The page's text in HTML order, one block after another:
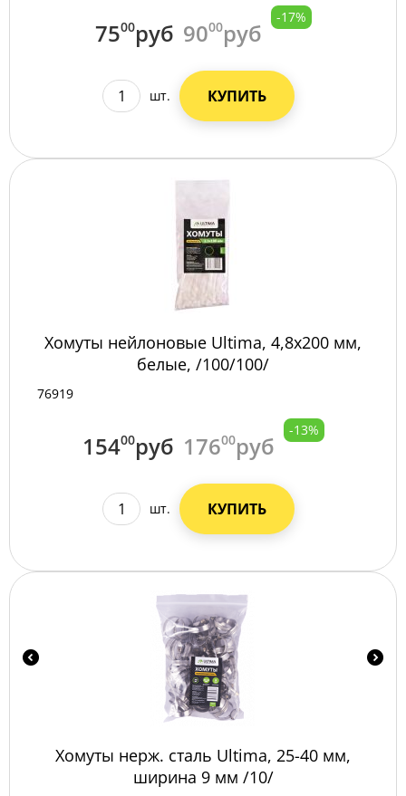
7500руб 9000руб
-17%
шт. КУПИТЬ
Хомуты нейлоновые Ultima, 4,8х200 мм,
белые, /100/100/
76919
15400руб 17600руб
-13%
шт. КУПИТЬ
Хомуты нерж. сталь Ultima, 25-40 мм,
ширина 9 мм /10/